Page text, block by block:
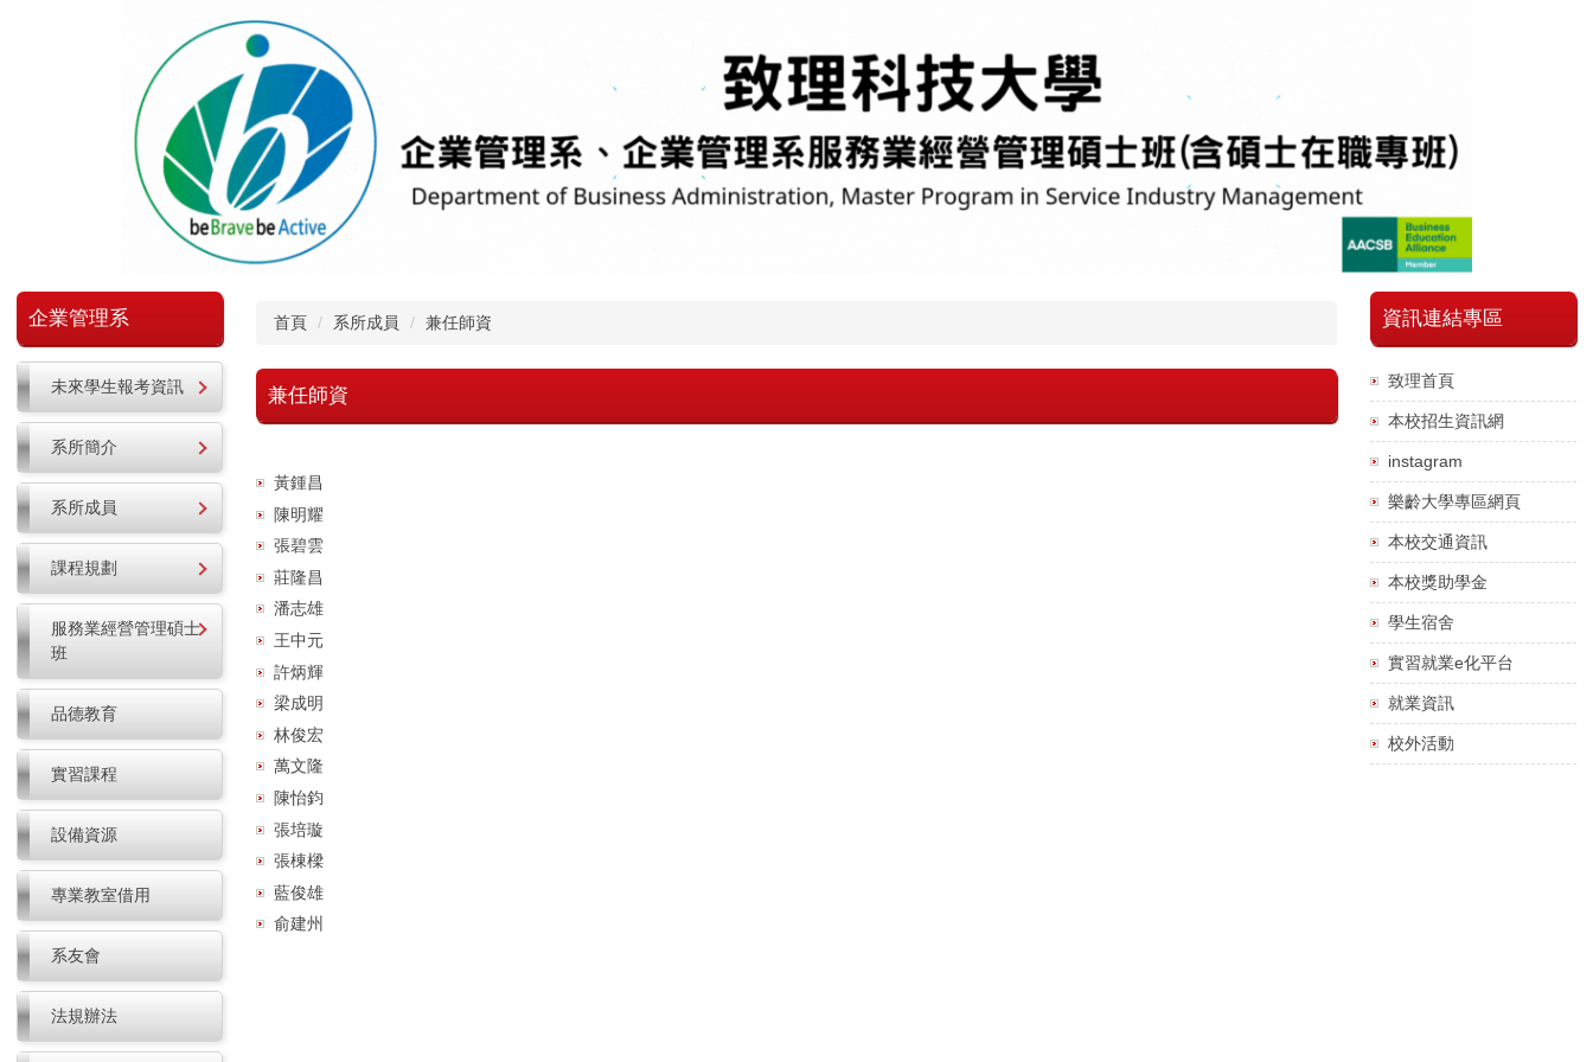
企業管理系
未來學生報考資訊
系所簡介
系所成員
課程規劃
服務業經營管理碩士
班
品德教育
實習課程
設備資源
專業教室借用
系友會
法規辦法
首頁 系所成員 兼任師資
兼任師資
黃鍾昌
陳明耀
張碧雲
莊隆昌
潘志雄
王中元
許炳輝
梁成明
林俊宏
萬文隆
陳怡鈞
張培璇
張棟樑
藍俊雄
俞建州
資訊連結專區
致理首頁
本校招生資訊網
instagram
樂齡大學專區網頁
本校交通資訊
本校獎助學金
學生宿舍
實習就業e化平台
就業資訊
校外活動